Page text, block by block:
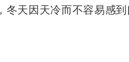
冬天因天冷而不容易感